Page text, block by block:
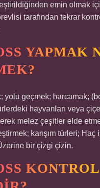
emin olmak
tarafından tekrar
YAPMAK
yolu geçmek; harcamak;
hayvanları veya
melez çeşitler elde
karışım türleri; Haç
bir çizgi çizin.
KONTROL